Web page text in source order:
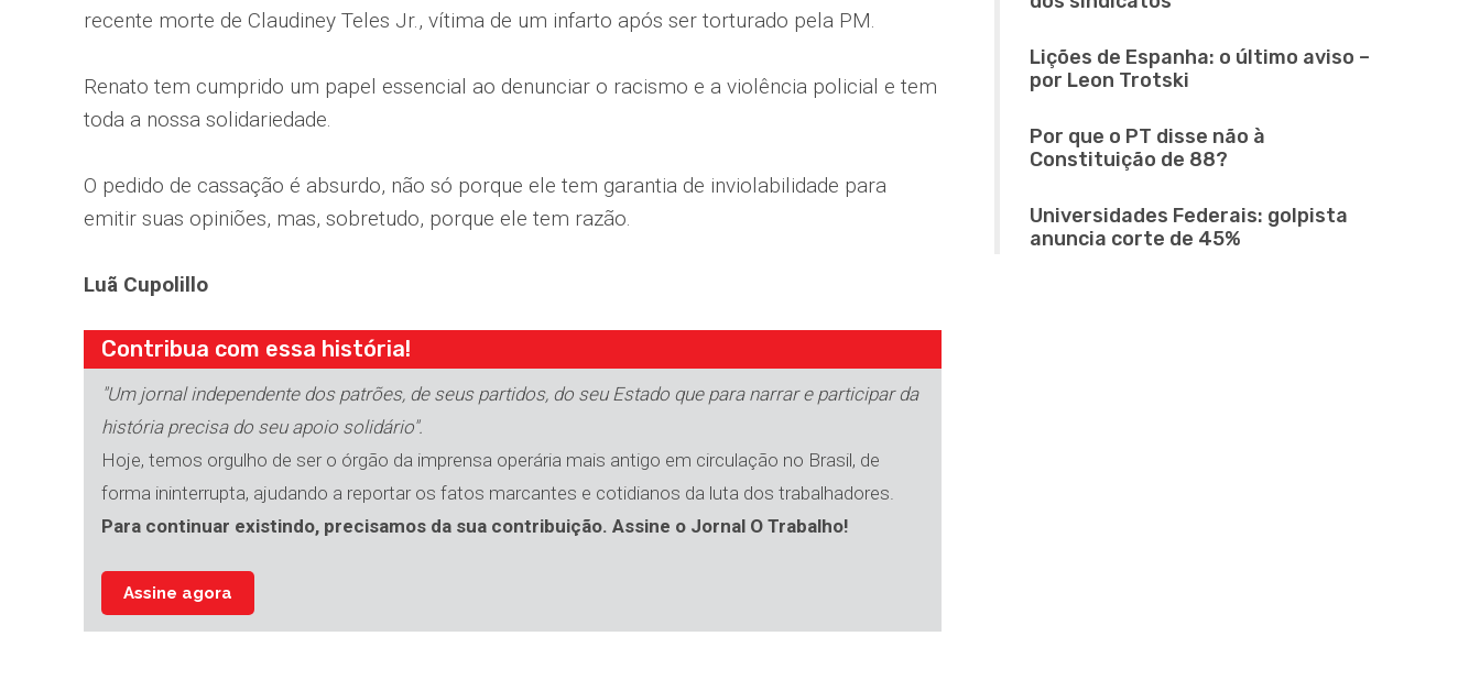
recente morte de Claudiney Teles Jr., vítima de um infarto após ser torturado pela PM.
Renato tem cumprido um papel essencial ao denunciar o racismo e a violência policial e tem
toda a nossa solidariedade.
O pedido de cassação é absurdo, não só porque ele tem garantia de inviolabilidade para
emitir suas opiniões, mas, sobretudo, porque ele tem razão.
Luã Cupolillo
Contribua com essa história!
"Um jornal independente dos patrões, de seus partidos, do seu Estado que para narrar e participar da
história precisa do seu apoio solidário".
Hoje, temos orgulho de ser o órgão da imprensa operária mais antigo em circulação no Brasil, de
forma ininterrupta, ajudando a reportar os fatos marcantes e cotidianos da luta dos trabalhadores.
Para continuar existindo, precisamos da sua contribuição. Assine o Jornal O Trabalho!
Assine agora
Lições de Espanha: o último aviso –
por Leon Trotski
Por que o PT disse não à
Constituição de 88?
Universidades Federais: golpista
anuncia corte de 45%